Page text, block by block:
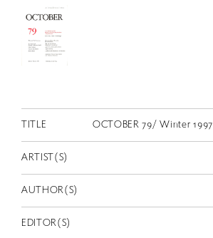
EN
TITLE OCTOBER 79/ Winter 1997
ARTIST(S)
AUTHOR(S)
EDITOR(S)